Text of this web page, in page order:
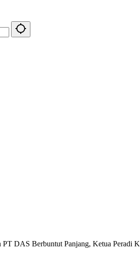
PT DAS Berbuntut Panjang, Ketua Peradi